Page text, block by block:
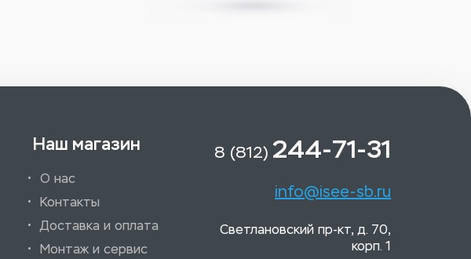
Наш магазин
О нас
Контакты
Доставка и оплата
Монтаж и сервис
8 (812) 244-71-31
info@isee-sb.ru
Светлановский пр-кт, д. 70,
корп. 1